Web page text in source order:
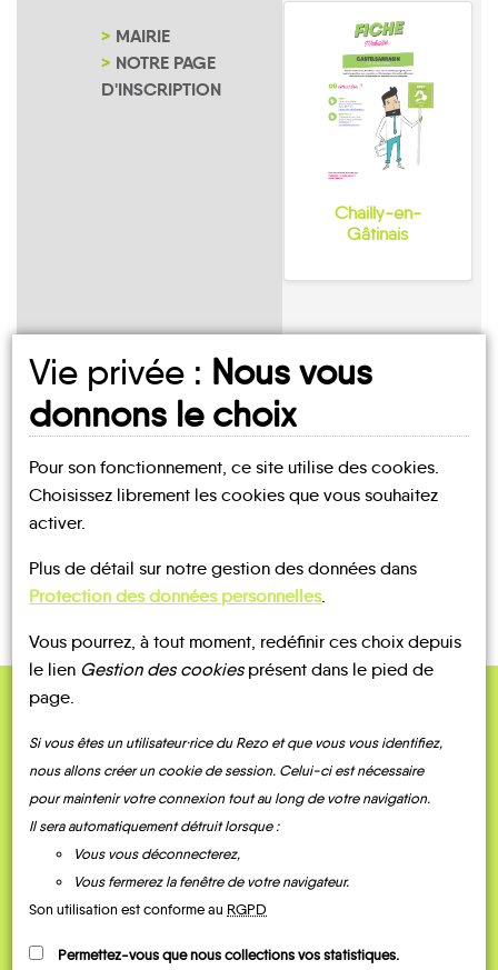
MAIRIE
NOTRE PAGE
D'INSCRIPTION
Chailly-en-
Gâtinais
UN AVIS, UN TÉMOIGNAGE
À PARTAGER ?
CONTACTEZ-NOUS !
QUELQUES
Témoignages
Vie privée : Nous vous
donnons le choix
Pour son fonctionnement, ce site utilise des cookies.
Choisissez librement les cookies que vous souhaitez
activer.
Plus de détail sur notre gestion des données dans
Protection des données personnelles.
Vous pourrez, à tout moment, redéfinir ces choix depuis
le lien Gestion des cookiesprésent dans le pied de
page.
Si vous êtes un utilisateur·rice du Rezo et que vous vous identifiez,
nous allons créer un cookie de session. Celui-ci est nécessaire
pour maintenir votre connexion tout au long de votre navigation.
Il sera automatiquement détruit lorsque :
Vous vous déconnecterez,
Vous fermerez la fenêtre de votre navigateur.
Son utilisation est conforme au RGPD
Permettez-vous que nous collections vos statistiques.